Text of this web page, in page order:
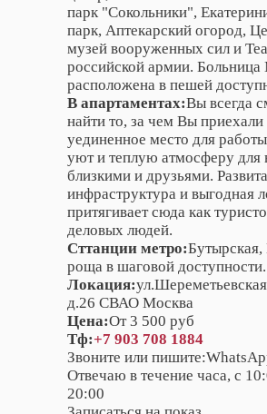
парк "Сокольники",
парк, Аптекарский огород,
музей вооруженных сил и
российской армии.
расположена в пешей
В апартаментах:Вы всегда
найти то, за чем Вы
уединенное место для
уют и теплую атмосферу для
близкими и друзьями.
инфраструктура и выгодная
притягивает сюда как
деловых людей.
Сттанции метро:
роща в шаговой доступности.
Локация:
д.26 СВАО Москва
Цена:От 3 500 руб
Тф:+7 903 708 1884
Звоните или
Отвечаю в течение часа, с
20:00